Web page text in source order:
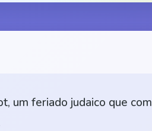
um feriado judaico que